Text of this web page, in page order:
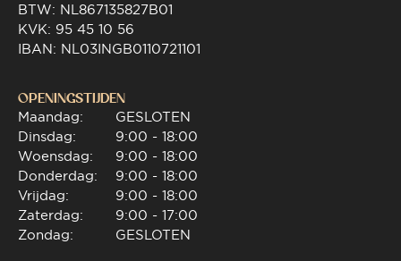
BTW: NL867135827B01
KVK: 95 45 10 56
IBAN: NL03INGB0110721101
OPENINGSTIJDEN
Maandag:
Dinsdag:
Woensdag:
Donderdag:
Vrijdag:
Zaterdag:
Zondag:
GESLOTEN
9:00 - 18:00
9:00 - 18:00
9:00 - 18:00
9:00 - 18:00
9:00 - 17:00
GESLOTEN